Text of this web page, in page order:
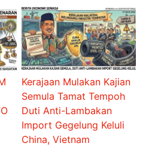
Kerajaan Mulakan Kajian
Semula Tamat Tempoh
Duti Anti-Lambakan
Import Gegelung Keluli
China, Vietnam